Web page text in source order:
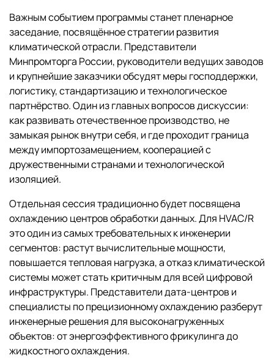
Важным событием программы станет пленарное
заседание, посвящённое стратегии развития
климатической отрасли. Представители
Минпромторга России, руководители ведущих заводов
и крупнейшие заказчики обсудят меры господдержки,
логистику, стандартизацию и технологическое
партнёрство. Один из главных вопросов дискуссии:
как развивать отечественное производство, не
замыкая рынок внутри себя, и где проходит граница
между импортозамещением, кооперацией с
дружественными странами и технологической
изоляцией.
Отдельная сессия традиционно будет посвящена
охлаждению центров обработки данных. Для HVAC/R
это один из самых требовательных к инженерии
сегментов: растут вычислительные мощности,
повышается тепловая нагрузка, а отказ климатической
системы может стать критичным для всей цифровой
инфраструктуры. Представители дата-центров и
специалисты по прецизионному охлаждению разберут
инженерные решения для высоконагруженных
объектов: от энергоэффективного фрикулинга до
жидкостного охлаждения.